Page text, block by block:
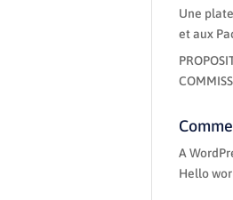
Une
et aux
A
Hello